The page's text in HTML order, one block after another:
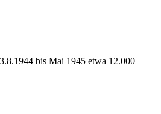
bis Mai 1945 etwa 12.000